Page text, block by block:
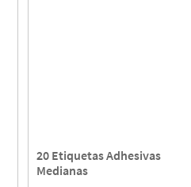
20 Etiquetas Adhesivas
Medianas